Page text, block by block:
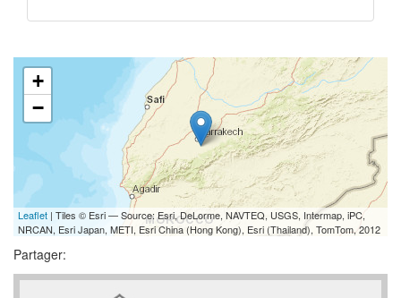
+
−
Leaflet | Tiles © Esri — Source: Esri, DeLorme, NAVTEQ, USGS, Intermap, iPC,
NRCAN, Esri Japan, METI, Esri China (Hong Kong), Esri (Thailand), TomTom, 2012
Partager: